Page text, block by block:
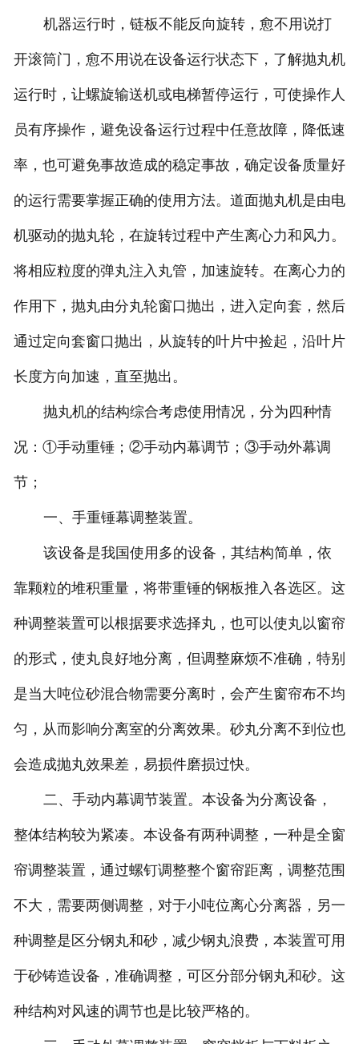
机器运行时，链板不能反向旋转，愈不用说打
开滚筒门，愈不用说在设备运行状态下，了解抛丸机
运行时，让螺旋输送机或电梯暂停运行，可使操作人
员有序操作，避免设备运行过程中任意故障，降低速
率，也可避免事故造成的稳定事故，确定设备质量好
的运行需要掌握正确的使用方法。道面抛丸机是由电
机驱动的抛丸轮，在旋转过程中产生离心力和风力。
将相应粒度的弹丸注入丸管，加速旋转。在离心力的
作用下，抛丸由分丸轮窗口抛出，进入定向套，然后
通过定向套窗口抛出，从旋转的叶片中捡起，沿叶片
长度方向加速，直至抛出。
抛丸机的结构综合考虑使用情况，分为四种情
况：①手动重锤；②手动内幕调节；③手动外幕调
节；
一、手重锤幕调整装置。
该设备是我国使用多的设备，其结构简单，依
靠颗粒的堆积重量，将带重锤的钢板推入各选区。这
种调整装置可以根据要求选择丸，也可以使丸以窗帘
的形式，使丸良好地分离，但调整麻烦不准确，特别
是当大吨位砂混合物需要分离时，会产生窗帘布不均
匀，从而影响分离室的分离效果。砂丸分离不到位也
会造成抛丸效果差，易损件磨损过快。
二、手动内幕调节装置。本设备为分离设备，
整体结构较为紧凑。本设备有两种调整，一种是全窗
帘调整装置，通过螺钉调整整个窗帘距离，调整范围
不大，需要两侧调整，对于小吨位离心分离器，另一
种调整是区分钢丸和砂，减少钢丸浪费，本装置可用
于砂铸造设备，准确调整，可区分部分钢丸和砂。这
种结构对风速的调节也是比较严格的。